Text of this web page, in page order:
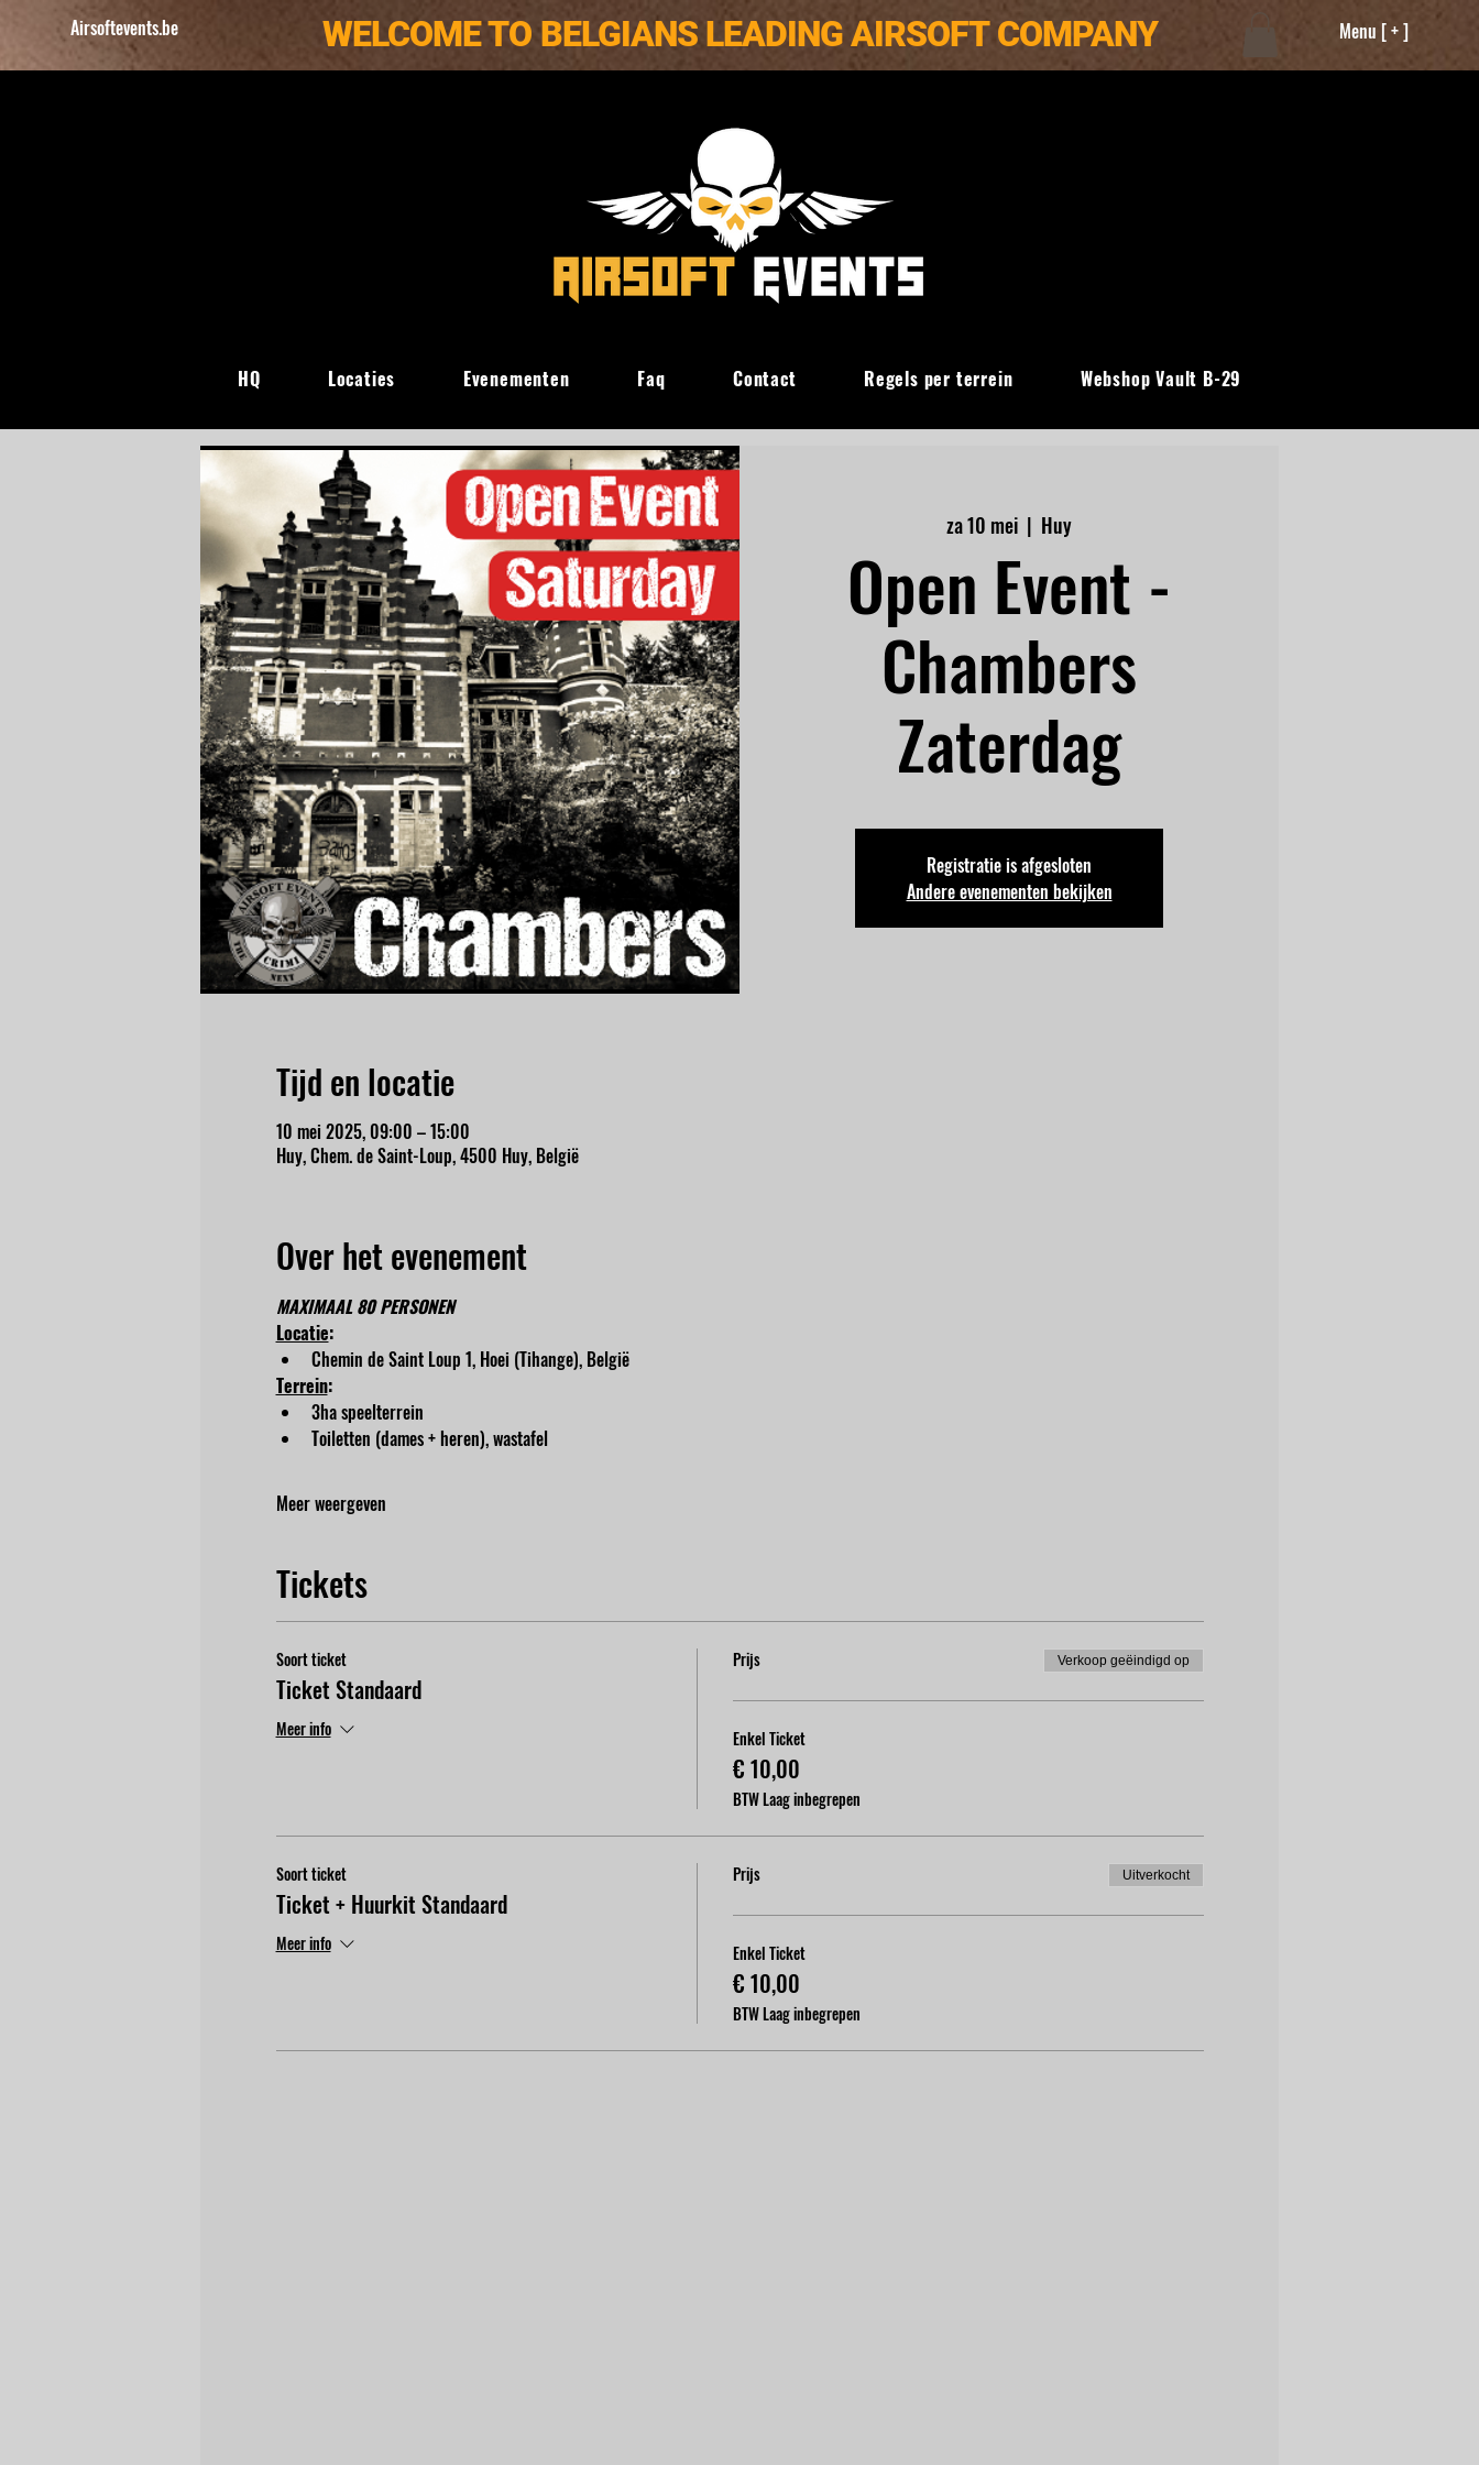
Airsoftevents.be Menu [ + ]
WELCOME TO BELGIANS LEADING AIRSOFT COMPANY
za 10 mei
  |
Huy
Open Event -
Chambers
Zaterdag
Registratie is afgesloten
Andere evenementen bekijken
Tijd en locatie
10 mei 2025, 09:00 – 15:00
Huy, Chem. de Saint-Loup, 4500 Huy, België
Over het evenement
MAXIMAAL 80 PERSONEN
Locatie:
Chemin de Saint Loup 1, Hoei (Tihange), België
Terrein:
3ha speelterrein
Toiletten (dames + heren), wastafel
Meer weergeven
Tickets
Soort ticket
Ticket Standaard
Meer info
Prijs Verkoop geëindigd op
Enkel Ticket
€ 10,00
BTW Laag inbegrepen
Soort ticket
Ticket + Huurkit Standaard
Meer info
Prijs Uitverkocht
Enkel Ticket
€ 10,00
BTW Laag inbegrepen
HQ Locaties Evenementen Faq Contact Regels per terrein Webshop Vault B-29